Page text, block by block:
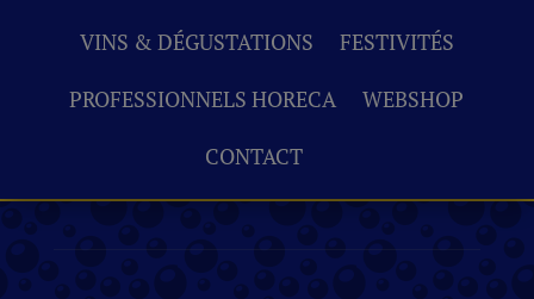
VINS & DÉGUSTATIONS
FESTIVITÉS
PROFESSIONNELS HORECA
WEBSHOP
CONTACT